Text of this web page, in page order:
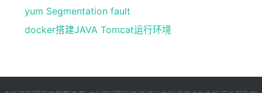
yum Segmentation fault
docker搭建JAVA Tomcat运行环境